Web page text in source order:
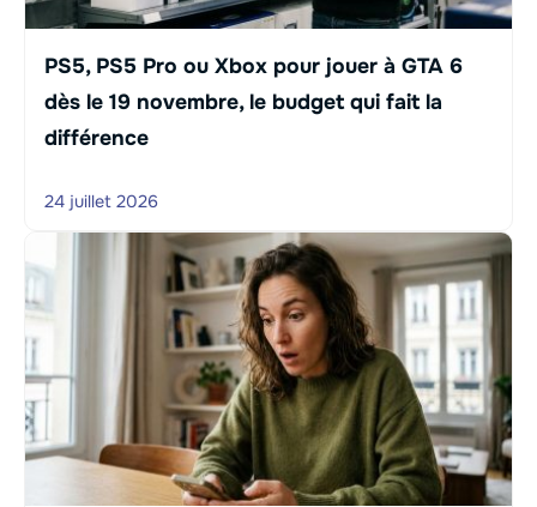
PS5, PS5 Pro ou Xbox pour jouer à GTA 6
dès le 19 novembre, le budget qui fait la
différence
24 juillet 2026